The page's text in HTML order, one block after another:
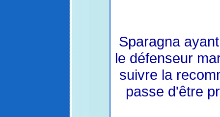
Sparagna
le défenseur
suivre la
passe d'être